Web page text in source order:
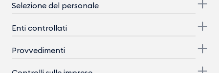
Selezione del personale
Enti controllati
Provvedimenti